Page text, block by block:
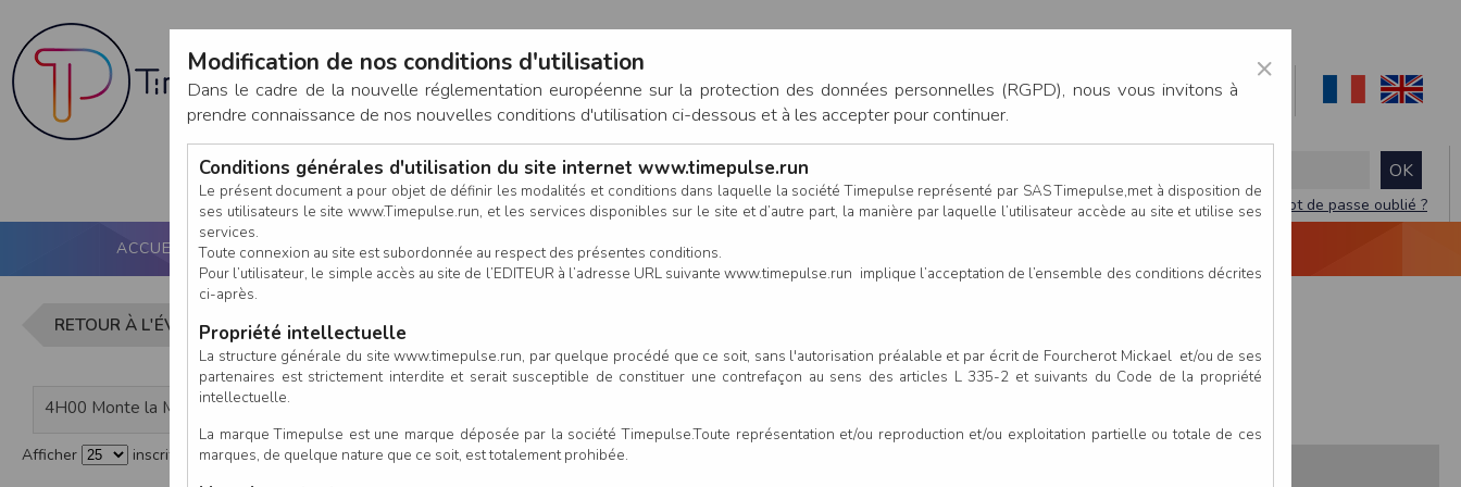
CONNEXION
Mot de passe oublié ?
ACCUEIL PUCE ACTIVE NOS SERVICES CALENDRIER RÉSULTATS
RETOUR À L'ÉVÈNEMENT Liste des inscrits - 4H00 Monte la Maha par équipe de 4
4H00 Monte la Maha par équipe de 4
Afficher
inscrits par page
×
Modification de nos conditions d'utilisation
Dans le cadre de la nouvelle réglementation européenne sur la protection des données personnelles (RGPD), nous vous invitons à
prendre connaissance de nos nouvelles conditions d'utilisation ci-dessous et à les accepter pour continuer.
Conditions générales d'utilisation du site internet www.timepulse.run
Le présent document a pour objet de définir les modalités et conditions dans laquelle la société Timepulse représenté par SAS Timepulse,met à disposition de
ses utilisateurs le site www.Timepulse.run, et les services disponibles sur le site et d’autre part, la manière par laquelle l’utilisateur accède au site et utilise ses
services.
Toute connexion au site est subordonnée au respect des présentes conditions.
Pour l’utilisateur, le simple accès au site de l’EDITEUR à l’adresse URL suivante www.timepulse.run implique l’acceptation de l’ensemble des conditions décrites
ci-après.
Propriété intellectuelle
La structure générale du site www.timepulse.run, par quelque procédé que ce soit, sans l'autorisation préalable et par écrit de Fourcherot Mickael et/ou de ses
partenaires est strictement interdite et serait susceptible de constituer une contrefaçon au sens des articles L 335-2 et suivants du Code de la propriété
intellectuelle.
La marque Timepulse est une marque déposée par la société Timepulse.Toute représentation et/ou reproduction et/ou exploitation partielle ou totale de ces
marques, de quelque nature que ce soit, est totalement prohibée.